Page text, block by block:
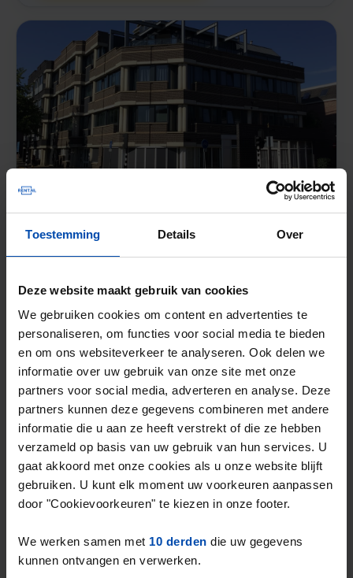
Toestemming Details Over
Deze website maakt gebruik van cookies
We gebruiken cookies om content en advertenties te
personaliseren, om functies voor social media te bieden
en om ons websiteverkeer te analyseren. Ook delen we
informatie over uw gebruik van onze site met onze
partners voor social media, adverteren en analyse. Deze
partners kunnen deze gegevens combineren met andere
informatie die u aan ze heeft verstrekt of die ze hebben
verzameld op basis van uw gebruik van hun services. U
gaat akkoord met onze cookies als u onze website blijft
gebruiken. U kunt elk moment uw voorkeuren aanpassen
door "Cookievoorkeuren" te kiezen in onze footer.
We werken samen met 10 derden die uw gegevens
kunnen ontvangen en verwerken.
Molenstraat 197-E
Helmond
€ 843p/m
4 maanden, 1 week geleden gevonden
44m²
⚡️ Deze woning is waarschijnlijk al weg
Reageer binnen 15 minuten om kans te maken. Met
Rent.nl ben je altijd als eerste!
Mis de volgende niet →